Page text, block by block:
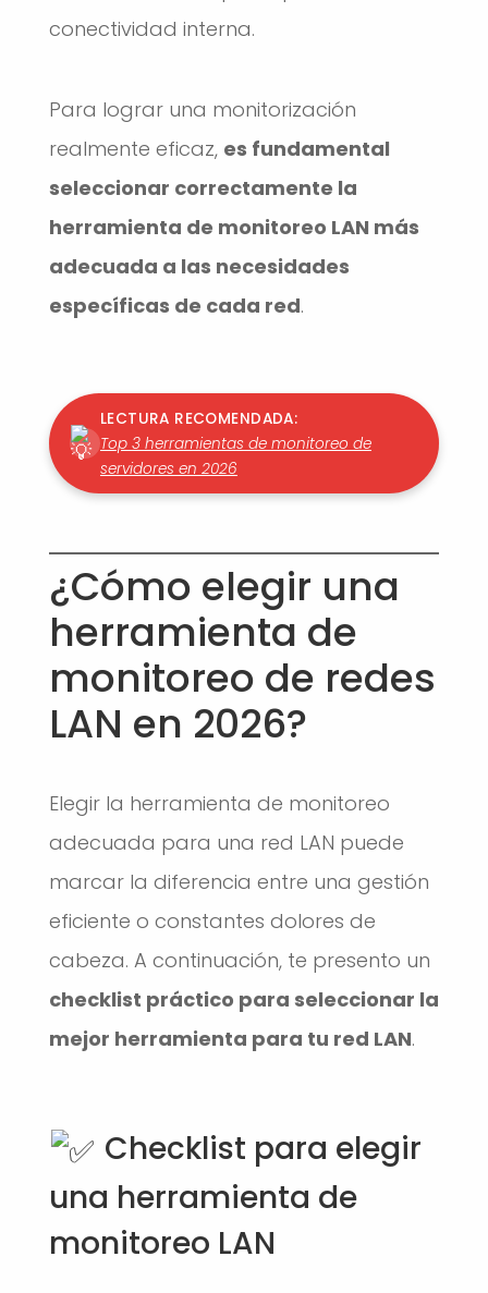
conectividad interna.
Para lograr una monitorización
realmente eficaz, es fundamental
seleccionar correctamente la
herramienta de monitoreo LAN más
adecuada a las necesidades
específicas de cada red.
LECTURA RECOMENDADA:
Top 3 herramientas de monitoreo de
servidores en 2026
¿Cómo elegir una
herramienta de
monitoreo de redes
LAN en 2026?
Elegir la herramienta de monitoreo
adecuada para una red LAN puede
marcar la diferencia entre una gestión
eficiente o constantes dolores de
cabeza. A continuación, te presento un
checklist práctico para seleccionar la
mejor herramienta para tu red LAN.
Checklist para elegir
una herramienta de
monitoreo LAN